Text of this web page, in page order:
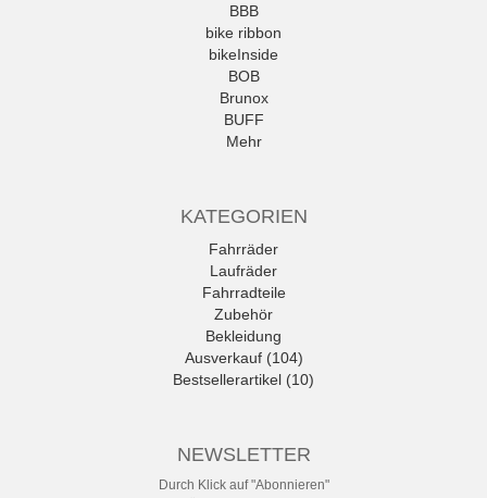
BBB
bike ribbon
bikeInside
BOB
Brunox
BUFF
Mehr
KATEGORIEN
Fahrräder
Laufräder
Fahrradteile
Zubehör
Bekleidung
Ausverkauf (104)
Bestsellerartikel (10)
NEWSLETTER
Durch Klick auf "Abonnieren"